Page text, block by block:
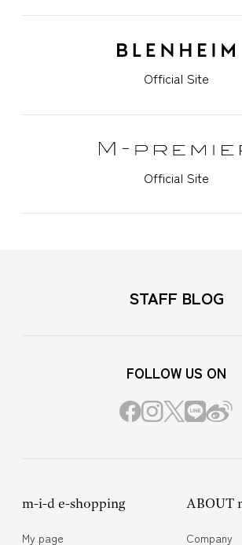
Official Site
Official Site
STAFF BLOG
FOLLOW US ON
m-i-d e-shopping
My page
ABOUT
Company